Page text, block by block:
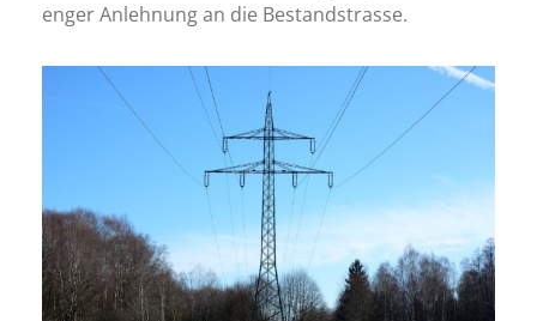
enger Anlehnung an die Bestandstrasse.